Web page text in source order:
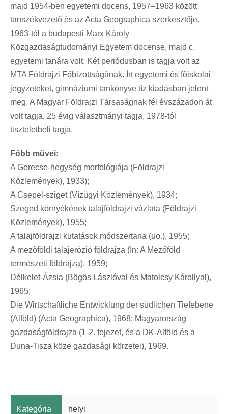
majd 1954-ben egyetemi docens, 1957–1963 között
tanszékvezető és az Acta Geographica szerkesztője.
1963-tól a budapesti Marx Károly
Közgazdaságtudományi Egyetem docense, majd c.
egyetemi tanára volt. Két periódusban is tagja volt az
MTA Földrajzi Főbizottságának. Írt egyetemi és főiskolai
jegyzeteket, gimnáziumi tankönyve tíz kiadásban jelent
meg. A Magyar Földrajzi Társaságnak fél évszázadon át
volt tagja, 25 évig választmányi tagja, 1978-tól
tiszteletbeli tagja.
Főbb művei:
A Gerecse-hegység morfológiája (Földrajzi
Közlemények), 1933);
A Csepel-sziget (Vízügyi Közlemények), 1934;
Szeged környékének talajföldrajzi vázlata (Földrajzi
Közlemények), 1955;
A talajföldrajzi kutatások módszertana (uo.), 1955;
A mezőföldi talajerózió földrajza (In: A Mezőföld
természeti földrajza), 1959;
Délkelet-Ázsia (Bögös Lászlóval és Matolcsy Károllyal),
1965;
Die Wirtschaftliche Entwicklung der südlichen Tiefebene
(Alföld) (Acta Geographica), 1968; Magyarország
gazdaságföldrajza (1-2. fejezet, és a DK-Alföld és a
Duna-Tisza köze gazdasági körzetei), 1969.
Kategória helyi